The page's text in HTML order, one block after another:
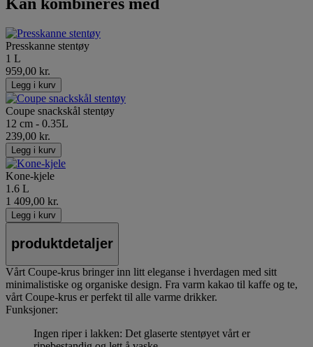
Presskanne stentøy
1 L
959,00 kr.
Legg i kurv
Coupe snackskål stentøy
12 cm - 0.35L
239,00 kr.
Legg i kurv
Kone-kjele
1.6 L
1 409,00 kr.
Legg i kurv
produktdetaljer
Vårt Coupe-krus bringer inn litt eleganse i hverdagen med sitt
minimalistiske og organiske design. Fra varm kakao til kaffe og te,
vårt Coupe-krus er perfekt til alle varme drikker.
Funksjoner:
Ingen riper i lakken: Det glaserte stentøyet vårt er